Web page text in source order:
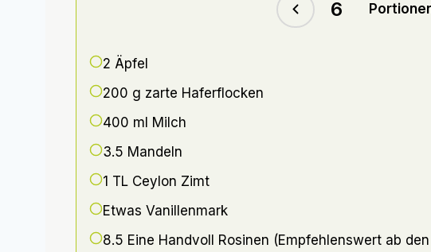
2 Äpfel
200 g zarte Haferflocken
400 ml Milch
3.5 Mandeln
1 TL Ceylon Zimt
Etwas Vanillenmark
8.5 Eine Handvoll Rosinen (Empfehlenswert ab